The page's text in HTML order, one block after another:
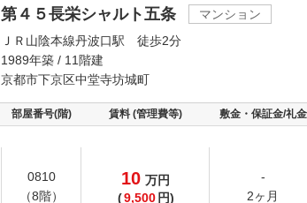
第４５長栄シャルト五条
マンション
ＪＲ山陰本線丹波口駅 徒歩2分
1989年築 / 11階建
京都市下京区中堂寺坊城町
部屋番号(階) 賃料 (管理費等) 敷金・保証金/礼金
0810
（8階）
10 万円
(9,500 円)
-
2ヶ月